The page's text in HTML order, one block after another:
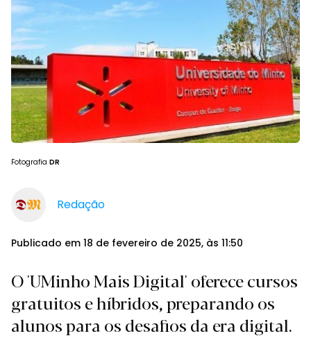
Fotografia DR
Redação
Publicado em 18 de fevereiro de 2025, às 11:50
O 'UMinho Mais Digital' oferece cursos
gratuitos e híbridos, preparando os
alunos para os desafios da era digital.